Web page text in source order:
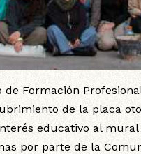
Formación
de la placa
educativo al mural
por parte de la